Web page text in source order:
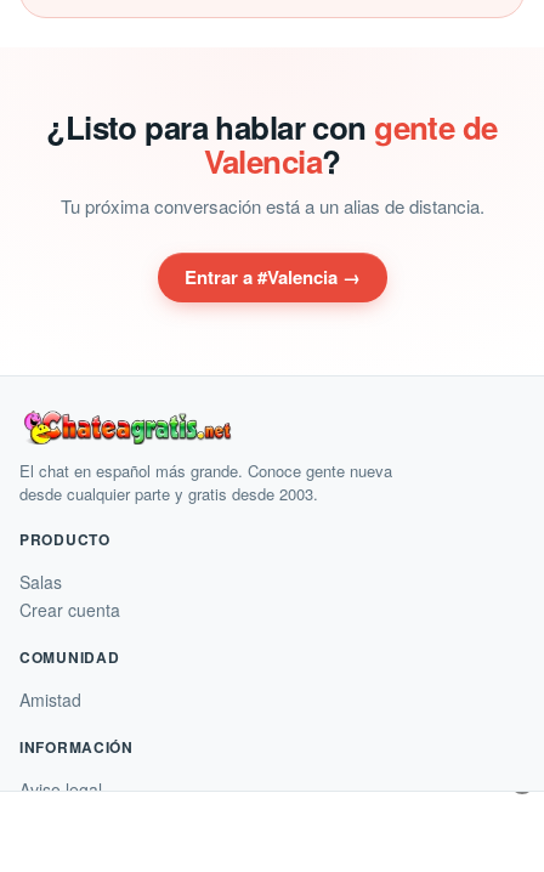
¿Listo para hablar con gente de
Valencia?
Tu próxima conversación está a un alias de distancia.
Entrar a #Valencia →
El chat en español más grande. Conoce gente nueva
desde cualquier parte y gratis desde 2003.
PRODUCTO
Salas
Crear cuenta
COMUNIDAD
Amistad
INFORMACIÓN
Aviso legal